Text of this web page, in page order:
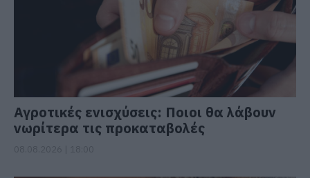
Αγροτικές ενισχύσεις: Ποιοι θα λάβουν
νωρίτερα τις προκαταβολές